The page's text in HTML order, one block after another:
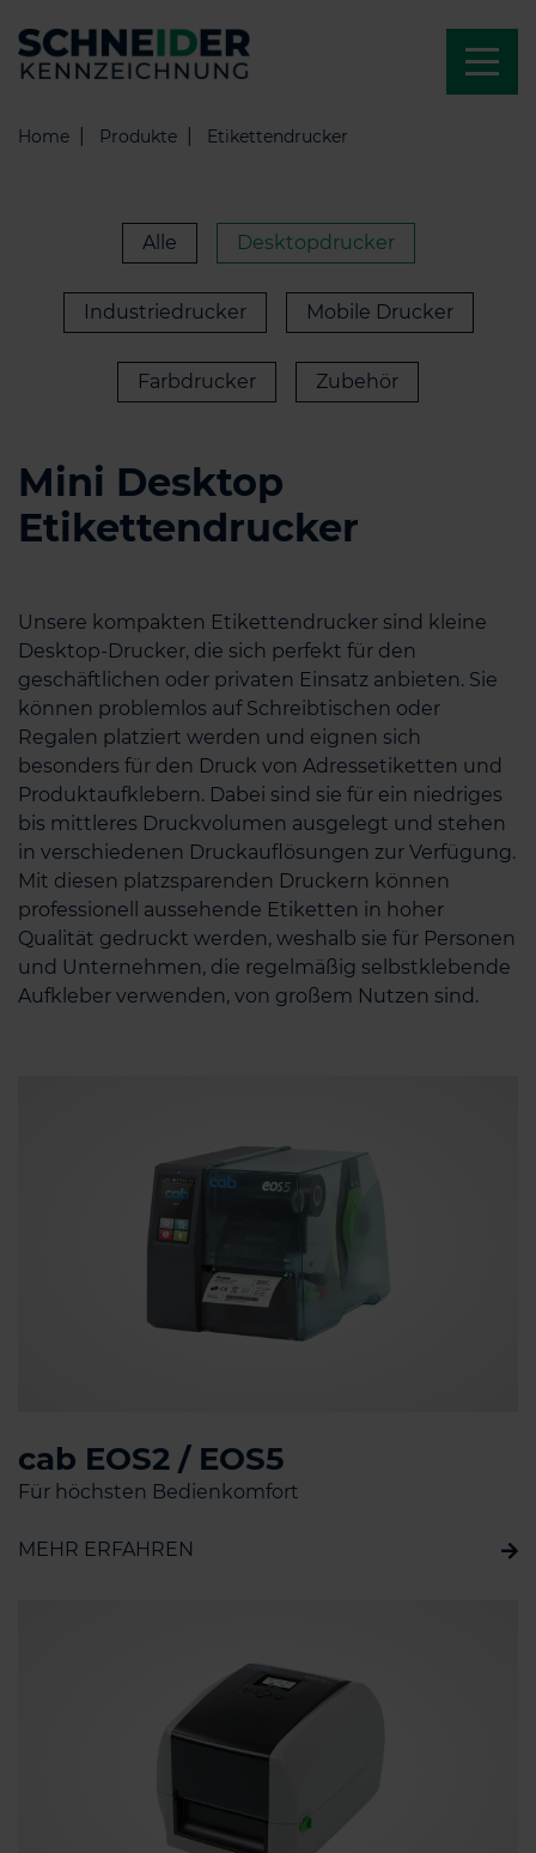
Home Produkte Etikettendrucker
Alle Desktopdrucker
Industriedrucker Mobile Drucker
Farbdrucker Zubehör
Mini Desktop
Etikettendrucker
Unsere kompakten Etikettendrucker sind kleine
Desktop-Drucker, die sich perfekt für den
geschäftlichen oder privaten Einsatz anbieten. Sie
können problemlos auf Schreibtischen oder
Regalen platziert werden und eignen sich
besonders für den Druck von Adressetiketten und
Produktaufklebern. Dabei sind sie für ein niedriges
bis mittleres Druckvolumen ausgelegt und stehen
in verschiedenen Druckauflösungen zur Verfügung.
Mit diesen platzsparenden Druckern können
professionell aussehende Etiketten in hoher
Qualität gedruckt werden, weshalb sie für Personen
und Unternehmen, die regelmäßig selbstklebende
Aufkleber verwenden, von großem Nutzen sind.
cab EOS2 / EOS5
Für höchsten Bedienkomfort
MEHR ERFAHREN